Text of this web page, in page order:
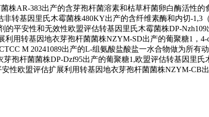
383出产的含芽孢杆菌溶素和枯草杆菌卵白酶活性的
转基因里氏木霉菌株480KY出产的含纤维素酶和内切-1,3
平安性和无效性欧盟评估转基因里氏木霉菌株DP-
利用转基因地衣芽孢杆菌菌株NZYM-SD出产的葡聚糖1，
M 20241089出产的L-组氨酸盐酸盐一水合物做为所有
孢杆菌菌株DP-Dzf95出产的葡聚糖1,欧盟评估转基因里
性欧盟评估扩展利用转基因地衣芽孢杆菌菌株NZYM-CB